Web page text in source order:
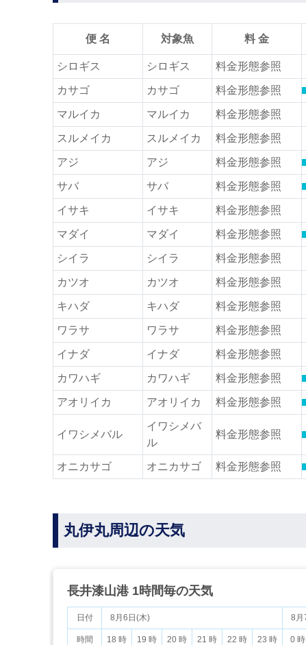
便 名 対象魚 料 金
シロギス シロギス 料金形態参照
カサゴ カサゴ 料金形態参照
マルイカ マルイカ 料金形態参照
スルメイカ スルメイカ 料金形態参照
アジ アジ 料金形態参照
サバ サバ 料金形態参照
イサキ イサキ 料金形態参照
マダイ マダイ 料金形態参照
シイラ シイラ 料金形態参照
カツオ カツオ 料金形態参照
キハダ キハダ 料金形態参照
ワラサ ワラサ 料金形態参照
イナダ イナダ 料金形態参照
カワハギ カワハギ 料金形態参照
アオリイカ アオリイカ 料金形態参照
イワシメバル
イワシメバ
ル
料金形態参照
オニカサゴ オニカサゴ 料金形態参照
丸伊丸周辺の天気
長井漆山港 1時間毎の天気
日付
時間
8月6日(木) 8月
18 時 19 時 20 時 21 時 22 時 23 時 0 時